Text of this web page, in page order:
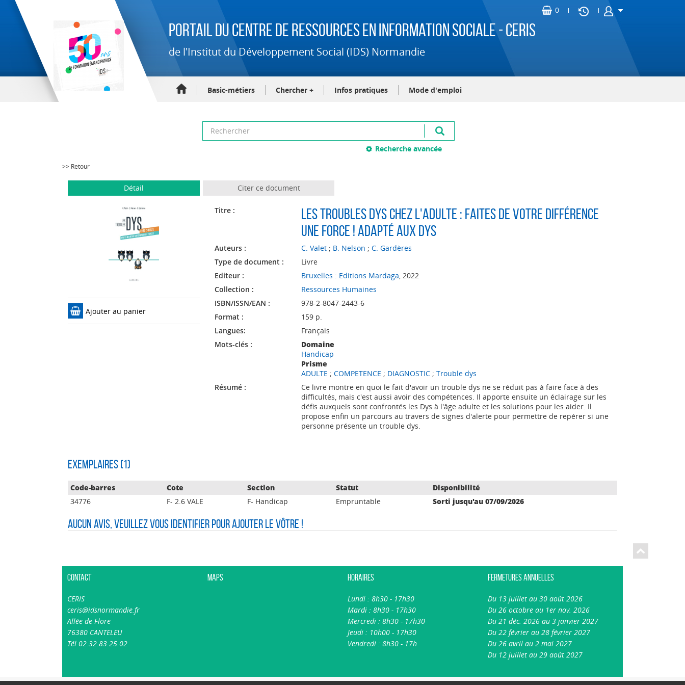
Portail du Centre de Ressources en Information Sociale - CERIS
de l'Institut du Développement Social (IDS) Normandie
Basic-métiers Chercher + Infos pratiques Mode d'emploi
Recherche avancée
>> Retour
Détail Citer ce document
Ajouter au panier
Titre :
Les troubles dys chez l'adulte : Faites de votre différence
une force ! Adapté aux dys
Auteurs : C. Valet; B. Nelson ; C. Gardères
Type de document :
Livre
Editeur :
Bruxelles : Editions Mardaga, 2022
Collection :
Ressources Humaines
ISBN/ISSN/EAN :
978-2-8047-2443-6
Format :
159 p.
Langues:
Français
Mots-clés :
Domaine
Handicap
Prisme
ADULTE ; COMPETENCE ; DIAGNOSTIC; Trouble dys
Résumé :
Ce livre montre en quoi le fait d'avoir un trouble dys ne se réduit pas à faire face à des
difficultés, mais c'est aussi avoir des compétences. Il apporte ensuite un éclairage sur les
défis auxquels sont confrontés les Dys à l'âge adulte et les solutions pour les aider. Il
propose enfin un parcours au travers de signes d'alerte pour permettre de repérer si une
personne présente un trouble dys.
Exemplaires (1)
Code-barres Cote Section Statut
Disponibilité
34776
F- 2.6 VALE F- Handicap Empruntable Sorti jusqu'au 07/09/2026
Aucun avis, veuillez vous identifier pour ajouter le vôtre !
Contact
CERIS
ceris@idsnormandie.fr
Allée de Flore
76380 CANTELEU
Tél 02.32.83.25.02
Maps Horaires
Lundi : 8h30 - 17h30
Mardi : 8h30 - 17h30
Mercredi : 8h30 - 17h30
Jeudi : 10h00 - 17h30
Vendredi : 8h30 - 17h
Fermetures annuelles
Du 13 juillet au 30 août 2026
Du 26 octobre au 1er nov. 2026
Du 21 déc. 2026 au 3 janvier 2027
Du 22 février au 28 février 2027
Du 26 avril au 2 mai 2027
Du 12 juillet au 29 août 2027